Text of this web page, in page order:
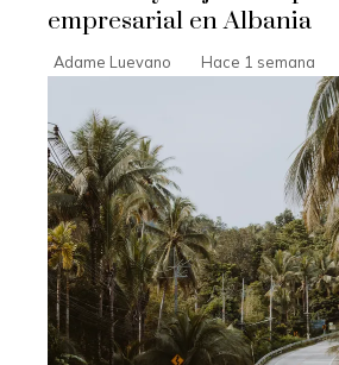
empresarial en Albania
Adame Luevano Hace 1 semana